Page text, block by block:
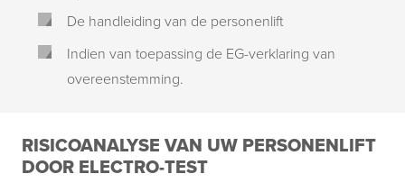
De handleiding van de personenlift
Indien van toepassing de EG-verklaring van
overeenstemming.
RISICOANALYSE VAN UW PERSONENLIFT
DOOR ELECTRO-TEST